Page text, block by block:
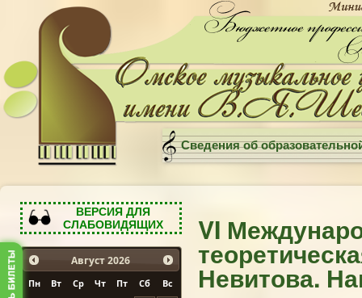
Сведения об
ВЕРСИЯ ДЛЯ
СЛАБОВИДЯЩИХ
Август 2026
Пн Вт Ср Чт Пт Сб
Вс
VI
Невитова.